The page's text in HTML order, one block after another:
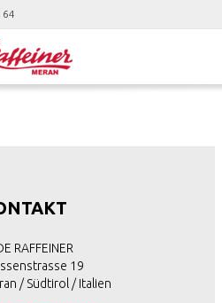
RAFFEINER
19
/ Südtirol / Italien
64